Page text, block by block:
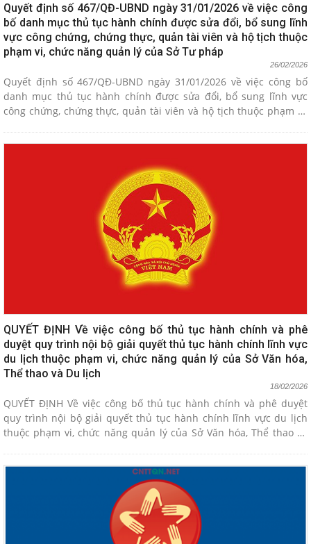
Quyết định số 467/QĐ-UBND ngày 31/01/2026 về việc công
bố danh mục thủ tục hành chính được sửa đổi, bổ sung lĩnh
vực công chứng, chứng thực, quản tài viên và hộ tịch thuộc
phạm vi, chức năng quản lý của Sở Tư pháp
26/02/2026
Quyết định số 467/QĐ-UBND ngày 31/01/2026 về việc công bố
danh mục thủ tục hành chính được sửa đổi, bổ sung lĩnh vực
công chứng, chứng thực, quản tài viên và hộ tịch thuộc phạm vi,
QUYẾT ĐỊNH Về việc công bố thủ tục hành chính và phê
duyệt quy trình nội bộ giải quyết thủ tục hành chính lĩnh vực
du lịch thuộc phạm vi, chức năng quản lý của Sở Văn hóa,
Thể thao và Du lịch
18/02/2026
QUYẾT ĐỊNH Về việc công bố thủ tục hành chính và phê duyệt
quy trình nội bộ giải quyết thủ tục hành chính lĩnh vực du lịch
thuộc phạm vi, chức năng quản lý của Sở Văn hóa, Thể thao và